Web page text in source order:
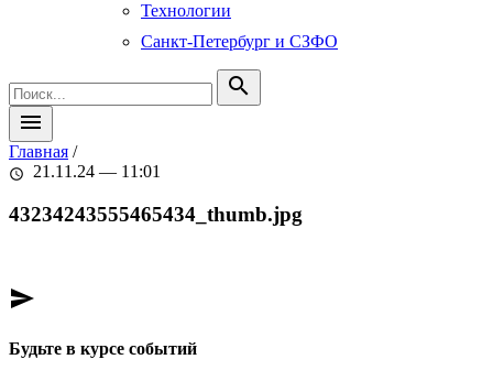
Технологии
Санкт-Петербург и СЗФО
search
menu
Главная /
schedule 21.11.24 — 11:01
43234243555465434_thumb.jpg
send
Будьте в курсе событий